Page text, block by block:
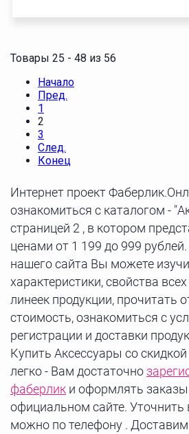
Товары 25 - 48 из 56
Начало
Пред.
1
2
3
След.
Конец
Интернет проект
ознакомиться с каталогом -
страницей 2 , в котором
ценами от 1 199 до 999
нашего сайта Вы можете
характеристики, свойства
линеек продукции, прочитать
стоимость, ознакомиться с
регистрации и доставки
Купить Аксессуары со скидкой
легко - Вам достаточно
фаберлик и оформлять
официальном сайте. Уточнить
можно по телефону . Доставим